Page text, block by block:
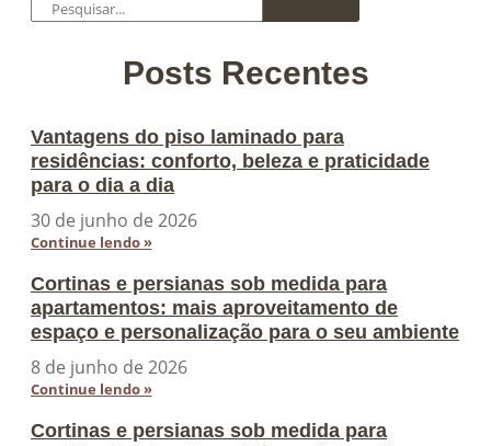
Posts Recentes
Vantagens do piso laminado para
residências: conforto, beleza e praticidade
para o dia a dia
30 de junho de 2026
Continue lendo »
Cortinas e persianas sob medida para
apartamentos: mais aproveitamento de
espaço e personalização para o seu ambiente
8 de junho de 2026
Continue lendo »
Cortinas e persianas sob medida para